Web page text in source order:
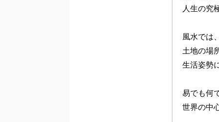
人生の究
風水では
土地の場
生活姿勢
易でも何
世界の中